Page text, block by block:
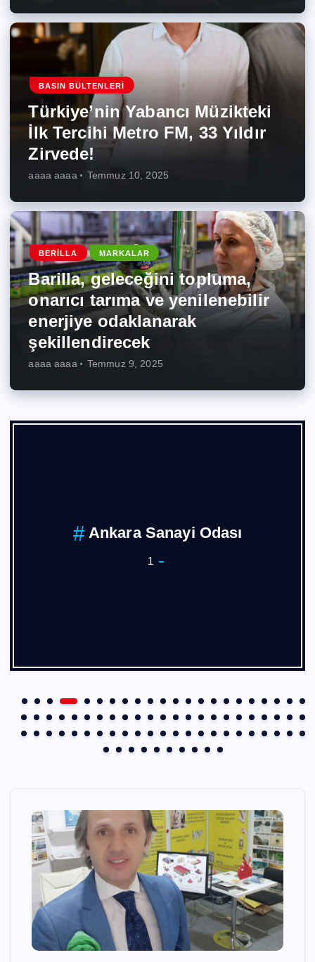
BASIN BÜLTENLERI
Türkiye’nin Yabancı Müzikteki
İlk Tercihi Metro FM, 33 Yıldır
Zirvede!
aaaa aaaa Temmuz 10, 2025
BERILLA MARKALAR
Barilla, geleceğini topluma,
onarıcı tarıma ve yenilenebilir
enerjiye odaklanarak
şekillendirecek
aaaa aaaa Temmuz 9, 2025
ASKON
1